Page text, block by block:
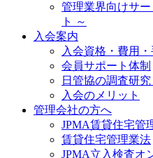
管理業界向けサ
ト ～
入会案内
入会資格・費用
会員サポート体制
日管協の調査研
入会のメリット
管理会社の方へ
JPMA賃貸住宅管
賃貸住宅管理業法
JPMA立入検査オ